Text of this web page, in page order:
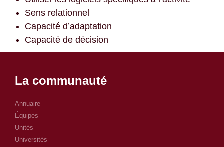
Sens relationnel
Capacité d’adaptation
Capacité de décision
La communauté
Annuaire
Équipes
Unités
Universités